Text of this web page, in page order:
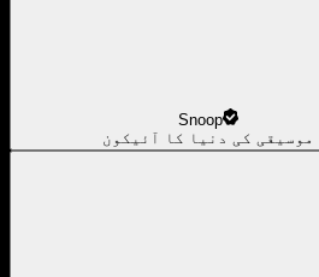
Snoop
موسیقی کی دنیا کا آئیکون